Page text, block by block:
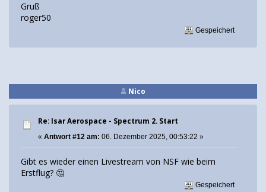
Gruß
roger50
Gespeichert
Nico
Re: Isar Aerospace - Spectrum 2. Start
« Antwort #12 am: 06. Dezember 2025, 00:53:22 »
Gibt es wieder einen Livestream von NSF wie beim
Erstflug? 🤔
Gespeichert